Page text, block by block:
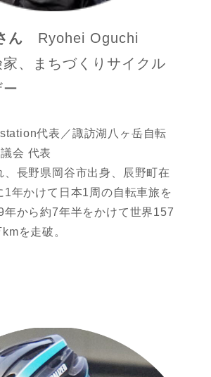
ん Ryohei Oguchi
家、まちづくりサイクル
代表／諏訪湖八ヶ岳自転
会 代表
、長野県岡谷市出身、辰野町在
年かけて日本1周の自転車旅を
年から約7年半をかけて世界157
を走破。